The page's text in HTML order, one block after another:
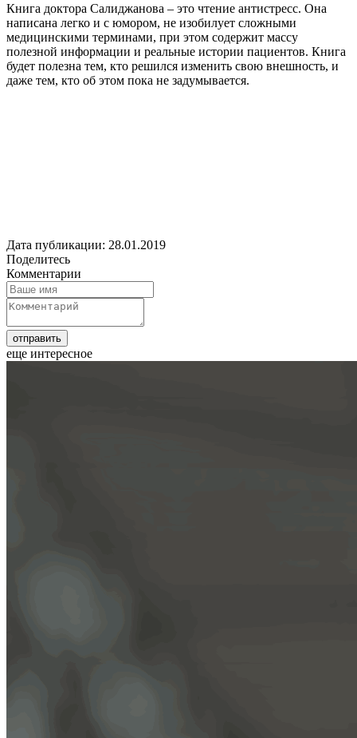
Книга доктора Салиджанова – это чтение антистресс. Она
написана легко и с юмором, не изобилует сложными
медицинскими терминами, при этом содержит массу
полезной информации и реальные истории пациентов. Книга
будет полезна тем, кто решился изменить свою внешность, и
даже тем, кто об этом пока не задумывается.
Дата публикации: 28.01.2019
Поделитесь
Комментарии
еще интересное